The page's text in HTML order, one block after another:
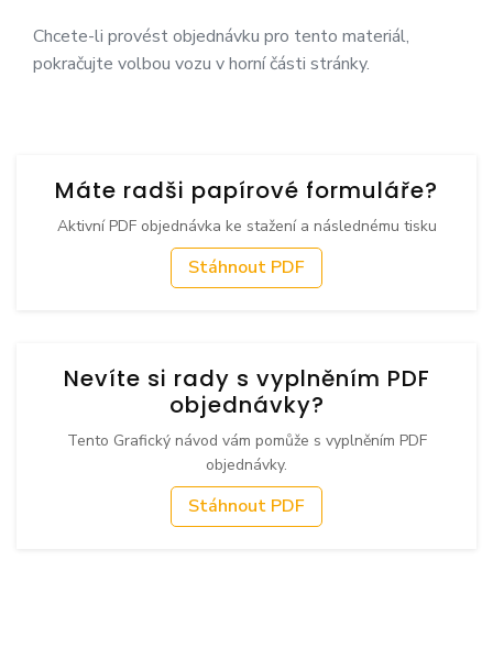
Chcete-li provést objednávku pro tento materiál,
pokračujte volbou vozu v horní části stránky.
Máte radši papírové formuláře?
Aktivní PDF objednávka ke stažení a následnému tisku
Stáhnout PDF
Nevíte si rady s vyplněním PDF
objednávky?
Tento Grafický návod vám pomůže s vyplněním PDF
objednávky.
Stáhnout PDF